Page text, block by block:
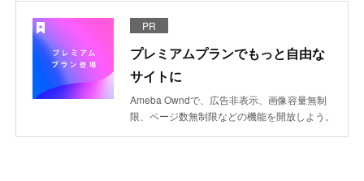
PR
プレミアムプランでもっと自由な
サイトに
Ameba Owndで、広告非表示、画像容量無制
限、ページ数無制限などの機能を開放しよう。